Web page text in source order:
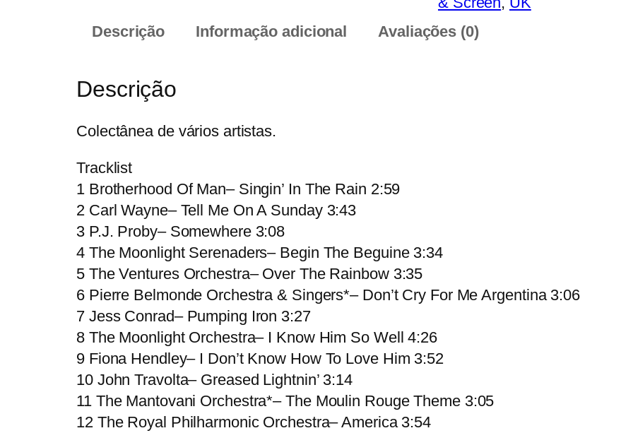
Descrição
Informação adicional Avaliações (0)
Descrição
Colectânea de vários artistas.
Tracklist
1 Brotherhood Of Man– Singin’ In The Rain 2:59
2 Carl Wayne– Tell Me On A Sunday 3:43
3 P.J. Proby– Somewhere 3:08
4 The Moonlight Serenaders– Begin The Beguine 3:34
5 The Ventures Orchestra– Over The Rainbow 3:35
6 Pierre Belmonde Orchestra & Singers*– Don’t Cry For Me Argentina 3:06
7 Jess Conrad– Pumping Iron 3:27
8 The Moonlight Orchestra– I Know Him So Well 4:26
9 Fiona Hendley– I Don’t Know How To Love Him 3:52
10 John Travolta– Greased Lightnin’ 3:14
11 The Mantovani Orchestra*– The Moulin Rouge Theme 3:05
12 The Royal Philharmonic Orchestra– America 3:54